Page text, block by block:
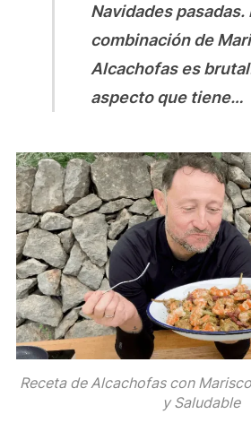
Navidades pasadas.
combinación de
Alcachofas es
aspecto que tiene…
Receta de Alcachofas con
y Saludable